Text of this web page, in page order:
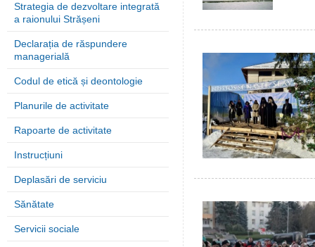
Strategia de dezvoltare integrată
a raionului Strășeni
Declarația de răspundere
managerială
Codul de etică și deontologie
Planurile de activitate
Rapoarte de activitate
Instrucțiuni
Deplasări de serviciu
Sănătate
Servicii sociale